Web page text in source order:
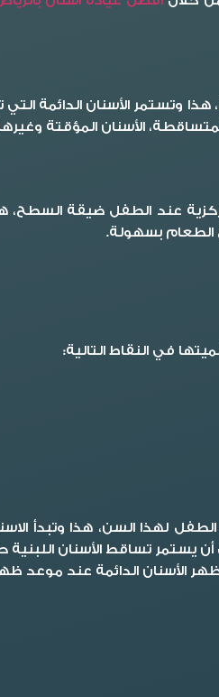
للطفل هي المجموعة الأولى من الأسنان التي تظهر في فم الإنسان، كما أن عدد الاسنان اللبنية
الأسنان المؤقتة
عند الطفل ضيقة
الطعام بسهولة.
في النقاط التالية:
الأسنان عند وصول الطفل لهذا السن،
أن يستمر تساقط الأسنان